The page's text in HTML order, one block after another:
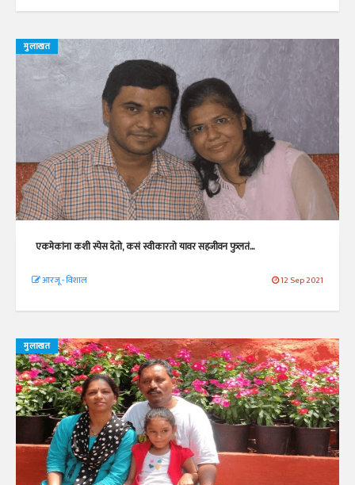
मुलाखत
एकमेकांना कशी स्पेस देतो, कसं स्वीकारतो यावर सहजीवन फुलतं...
आरजू - विशाल 12 Sep 2021
मुलाखत